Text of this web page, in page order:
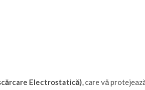
Electrostatică), care vă